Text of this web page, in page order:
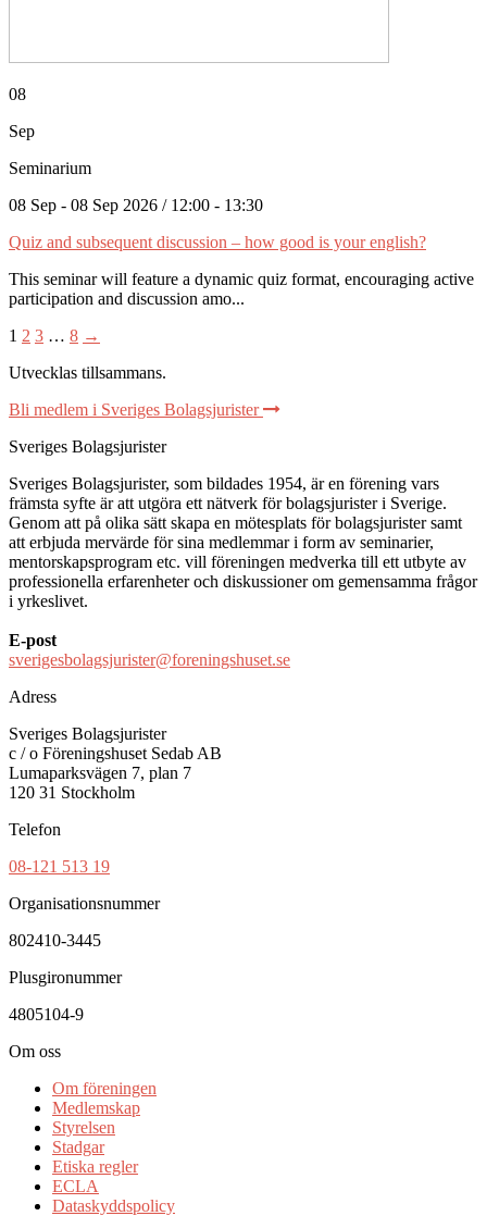
08
Sep
Seminarium
08 Sep - 08 Sep 2026 / 12:00 - 13:30
Quiz and subsequent discussion – how good is your english?
This seminar will feature a dynamic quiz format, encouraging active
participation and discussion amo...
1 2 3 … 8 →
Utvecklas tillsammans.
Bli medlem i Sveriges Bolagsjurister
Sveriges Bolagsjurister
Sveriges Bolagsjurister, som bildades 1954, är en förening vars
främsta syfte är att utgöra ett nätverk för bolagsjurister i Sverige.
Genom att på olika sätt skapa en mötesplats för bolagsjurister samt
att erbjuda mervärde för sina medlemmar i form av seminarier,
mentorskapsprogram etc. vill föreningen medverka till ett utbyte av
professionella erfarenheter och diskussioner om gemensamma frågor
i yrkeslivet.
E-post
sverigesbolagsjurister@foreningshuset.se
Adress
Sveriges Bolagsjurister
c / o Föreningshuset Sedab AB
Lumaparksvägen 7, plan 7
120 31 Stockholm
Telefon
08-121 513 19
Organisationsnummer
802410-3445
Plusgironummer
4805104-9
Om oss
Om föreningen
Medlemskap
Styrelsen
Stadgar
Etiska regler
ECLA
Dataskyddspolicy